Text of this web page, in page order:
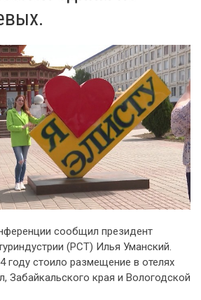
сообщил президент
(РСТ) Илья Уманский.
году стоило размещение в отелях
Забайкальского края и Вологодской